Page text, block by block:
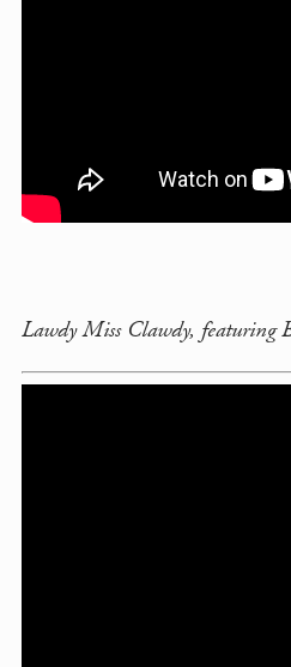
Lawdy Miss Clawdy, featuring